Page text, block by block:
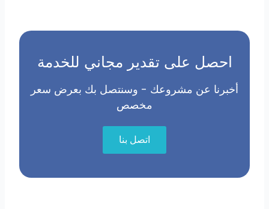
احصل على تقدير مجاني للخدمة
أخبرنا عن مشروعك - وسنتصل بك بعرض سعر
مخصص
اتصل بنا